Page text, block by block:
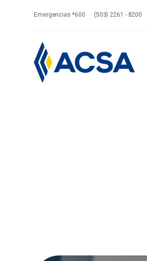
Emergencias *600 (503) 2261 - 8200